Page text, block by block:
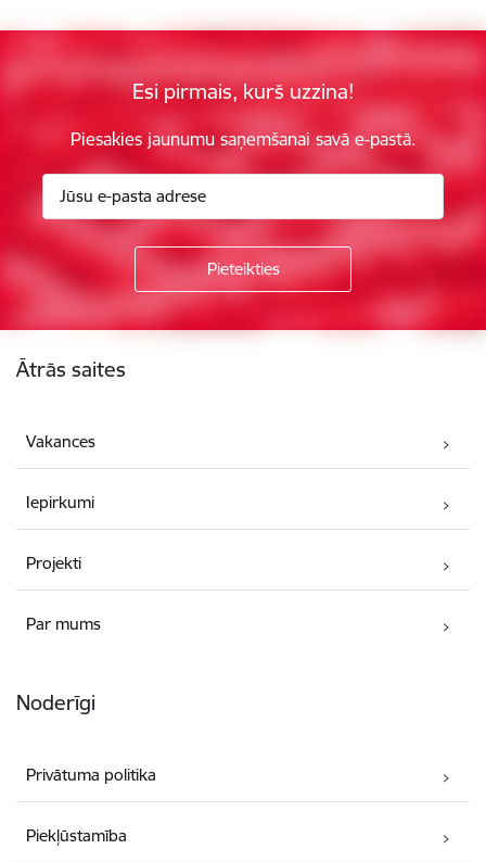
Esi pirmais, kurš uzzina!
Piesakies jaunumu saņemšanai savā e-pastā.
Ātrās saites
Vakances
Iepirkumi
Projekti
Par mums
Noderīgi
Privātuma politika
Piekļūstamība